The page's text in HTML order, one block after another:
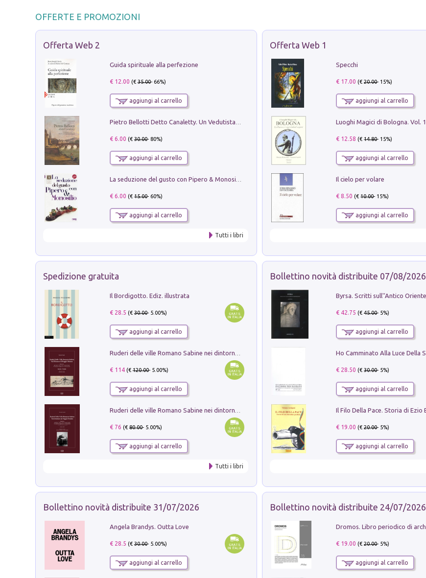
OFFERTE E PROMOZIONI
Offerta Web 2
Guida spirituale alla perfezione
€ 12.00 (€35.00- 66%)
aggiungi al carrello
€ 6.00 (€30.00- 80%)
aggiungi al carrello
€ 6.00 (€15.00- 60%)
aggiungi al carrello
Tutti i libri
Offerta Web 1
Specchi
€ 17.00 (€20.00- 15%)
aggiungi al carrello
€ 12.58 (€14.80- 15%)
aggiungi al carrello
Il cielo per volare
€ 8.50 (€10.00- 15%)
aggiungi al carrello
Spedizione gratuita
Il Bordigotto. Ediz. illustrata
€ 28.5 (€30.00- 5.00%)
aggiungi al carrello
€ 114(€120.00- 5.00%)
aggiungi al carrello
€ 76 (€80.00- 5.00%)
aggiungi al carrello
Tutti i libri
Bollettino novità distribuite 07/08/2026
€ 42.75 (€45.00- 5%)
aggiungi al carrello
€ 28.50 (€30.00- 5%)
aggiungi al carrello
€ 19.00 (€20.00- 5%)
aggiungi al carrello
Bollettino novità distribuite 31/07/2026
Angela Brandys. Outta Love
€ 28.5 (€30.00- 5.00%)
aggiungi al carrello
Bollettino novità distribuite 24/07/2026
€ 19.00 (€20.00- 5%)
aggiungi al carrello